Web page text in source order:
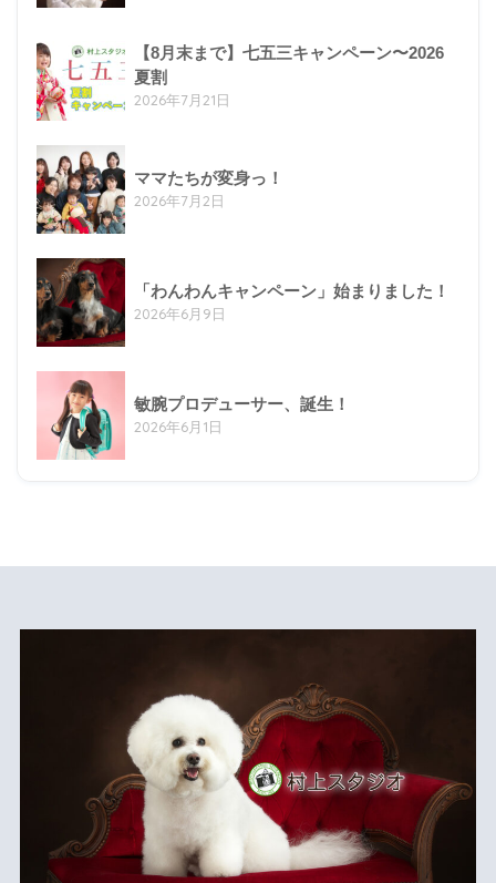
【8月末まで】七五三キャンペーン〜2026
夏割
2026年7月21日
ママたちが変身っ！
2026年7月2日
「わんわんキャンペーン」始まりました！
2026年6月9日
敏腕プロデューサー、誕生！
2026年6月1日